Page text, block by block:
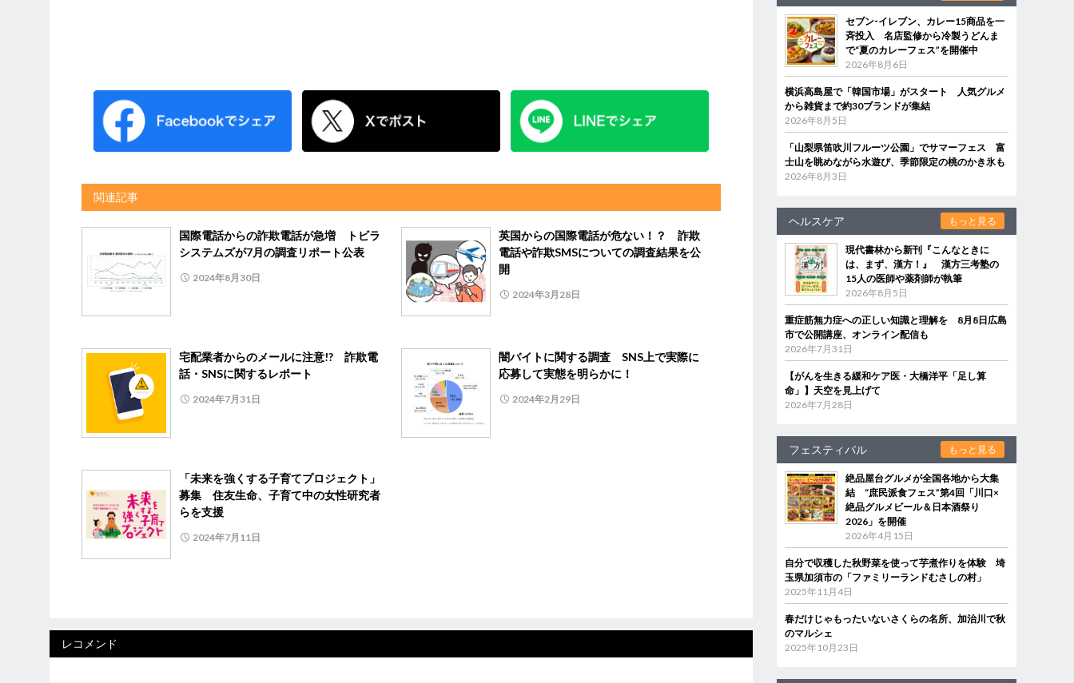
関連記事
国際電話からの詐欺電話が急増 トビラ
システムズが7月の調査リポート公表
2024年8月30日
英国からの国際電話が危ない！？ 詐欺
電話や詐欺SMSについての調査結果を公
開
2024年3月28日
宅配業者からのメールに注意!? 詐欺電
話・SNSに関するレポート
2024年7月31日
闇バイトに関する調査 SNS上で実際に
応募して実態を明らかに！
2024年2月29日
「未来を強くする子育てプロジェクト」
募集 住友生命、子育て中の女性研究者
らを支援
2024年7月11日
レコメンド
セブン‐イレブン、カレー15商品を一
斉投入 名店監修から冷製うどんま
で“夏のカレーフェス”を開催中
2026年8月6日
横浜高島屋で「韓国市場」がスタート 人気グルメ
から雑貨まで約30ブランドが集結
2026年8月5日
「山梨県笛吹川フルーツ公園」でサマーフェス 富
士山を眺めながら水遊び、季節限定の桃のかき氷も
2026年8月3日
ヘルスケア もっと見る
現代書林から新刊『こんなときに
は、まず、漢方！』 漢方三考塾の
15人の医師や薬剤師が執筆
2026年8月5日
重症筋無力症への正しい知識と理解を 8月8日広島
市で公開講座、オンライン配信も
2026年7月31日
【がんを生きる緩和ケア医・大橋洋平「足し算
命」】天空を見上げて
2026年7月28日
フェスティバル もっと見る
絶品屋台グルメが全国各地から大集
結 “庶民派食フェス”第4回「川口×
絶品グルメビール＆日本酒祭り
2026」を開催
2026年4月15日
自分で収穫した秋野菜を使って芋煮作りを体験 埼
玉県加須市の「ファミリーランドむさしの村」
2025年11月4日
春だけじゃもったいないさくらの名所、加治川で秋
のマルシェ
2025年10月23日